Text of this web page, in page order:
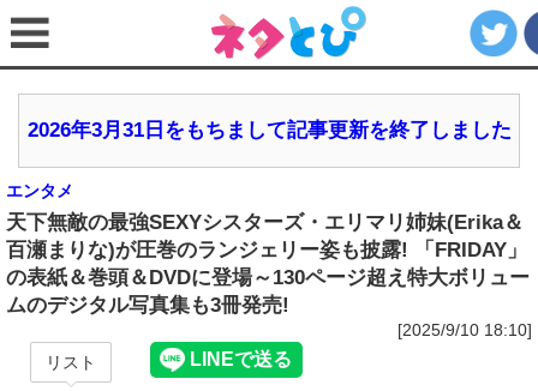
2026年3月31日をもちまして記事更新を終了しました
エンタメ
天下無敵の最強SEXYシスターズ・エリマリ姉妹(Erika＆
百瀬まりな)が圧巻のランジェリー姿も披露! 「FRIDAY」
の表紙＆巻頭＆DVDに登場～130ページ超え特大ボリュー
ムのデジタル写真集も3冊発売!
[2025/9/10 18:10]
リスト